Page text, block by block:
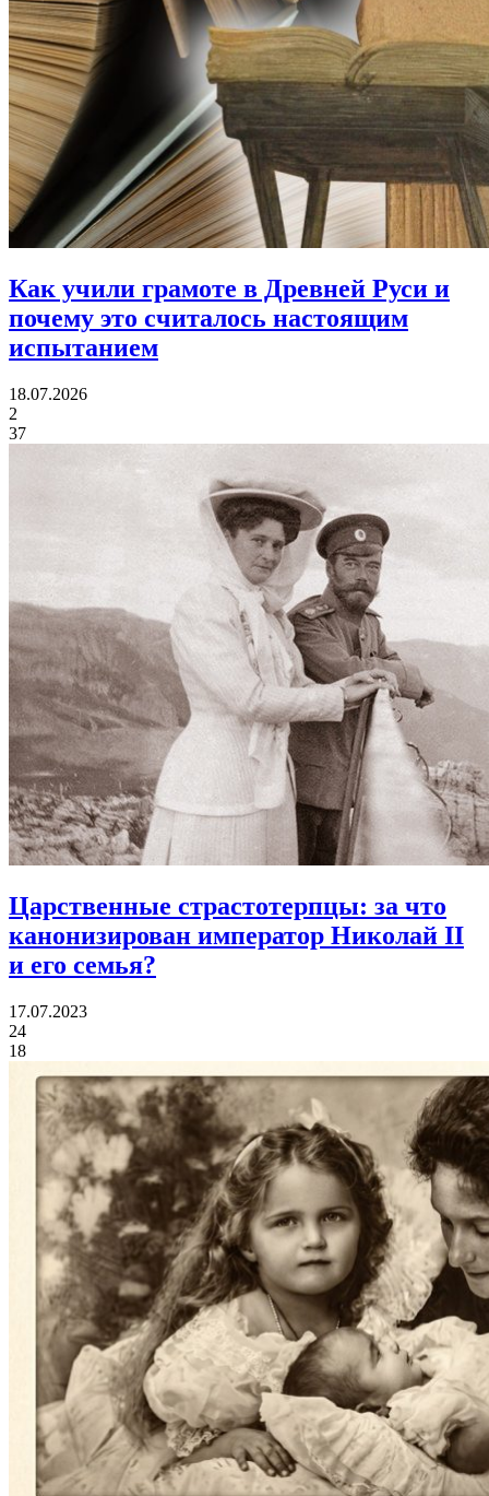
Как учили грамоте в Древней Руси и
почему это считалось настоящим
испытанием
18.07.2026
2
37
Царственные страстотерпцы: за что
канонизирован император Николай II
и его семья?
17.07.2023
24
18